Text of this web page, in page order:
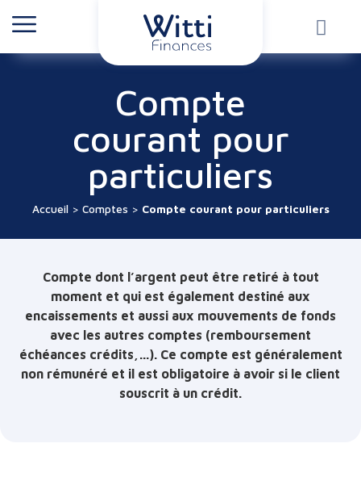
Compte
courant pour
particuliers
Accueil> Comptes > Compte courant pour particuliers
Compte dont l’argent peut être retiré à tout
moment et qui est également destiné aux
encaissements et aussi aux mouvements de fonds
avec les autres comptes (remboursement
échéances crédits,…). Ce compte est généralement
non rémunéré et il est obligatoire à avoir si le client
souscrit à un crédit.